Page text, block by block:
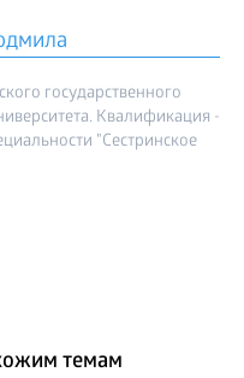
государственного
Квалификация -
"Сестринское
темам